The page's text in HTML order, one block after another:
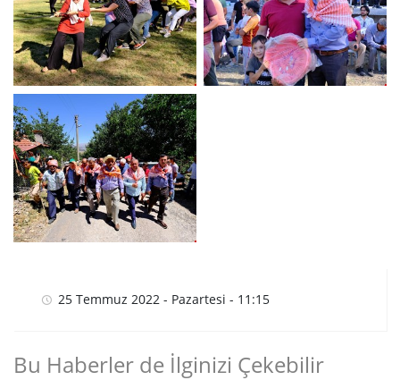
25 Temmuz 2022 - Pazartesi - 11:15
Bu Haberler de İlginizi Çekebilir